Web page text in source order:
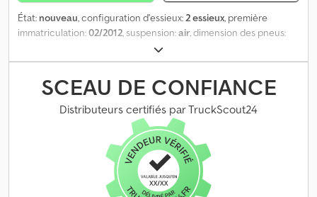
État: nouveau, configuration d'essieux:2 essieux, première
immatriculation:02/2012, suspension:air, dimension des pneus:
, Année de construction:
Dimensions des pneus : 265/70R19,5 Dodpezrmbvefx Af Rsck
Suspension : suspension pneumatique Poids total autorisé en
charge (PTAC) : 30 000 kg Marque de la superstructure : Smit
Prix : sur demande
SCEAU DE CONFIANCE
Distributeurs certifiés par TruckScout24